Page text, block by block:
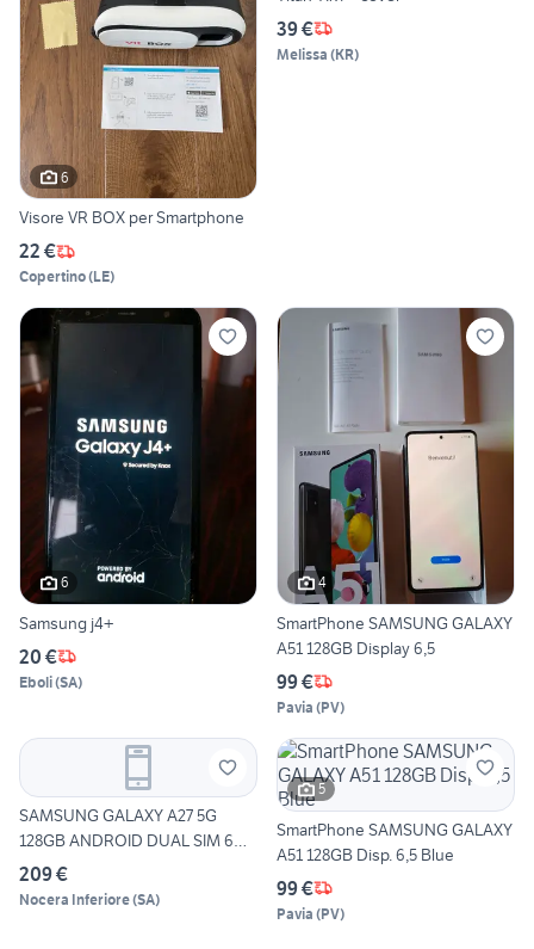
6
Visore VR BOX per Smartphone
22 €
Copertino(LE)
39 €
Melissa (KR)
6
Samsung j4+
20 €
Eboli(SA)
4
SmartPhone SAMSUNG GALAXY
A51 128GB Display 6,5
99 €
Pavia (PV)
SAMSUNG GALAXY A27 5G
128GB ANDROID DUAL SIM 6GB
R
209 €
Nocera Inferiore(SA)
5
SmartPhone SAMSUNG GALAXY
A51 128GB Disp. 6,5 Blue
99 €
Pavia (PV)